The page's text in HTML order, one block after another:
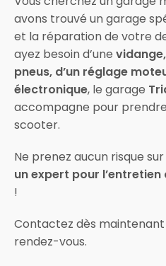
avons trouvé un garage
et la réparation de votre
ayez besoin d’une
pneus, d’un réglage
électronique, le garage
accompagne pour
scooter.
Ne prenez aucun risque
un expert pour
!
Contactez dès
rendez-vous.